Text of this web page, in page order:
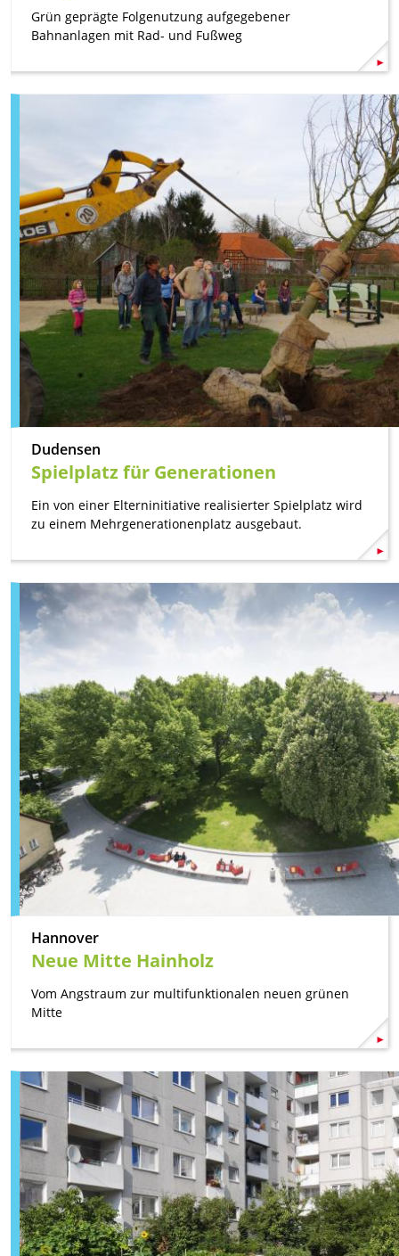
Grün geprägte Folgenutzung aufgegebener
Bahnanlagen mit Rad- und Fußweg
Dudensen
Spielplatz für Generationen
Ein von einer Elterninitiative realisierter Spielplatz wird
zu einem Mehrgenerationenplatz ausgebaut.
Hannover
Neue Mitte Hainholz
Vom Angstraum zur multifunktionalen neuen grünen
Mitte